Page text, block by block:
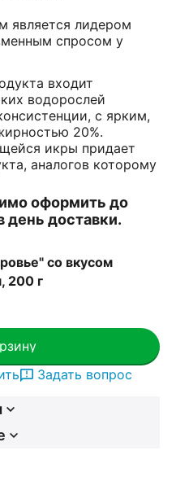
является лидером
спросом у
входит
водорослей
с ярким,
20%.
икры придает
аналогов которому
оформить до
день доставки.
со вкусом
200 г
Задать вопрос